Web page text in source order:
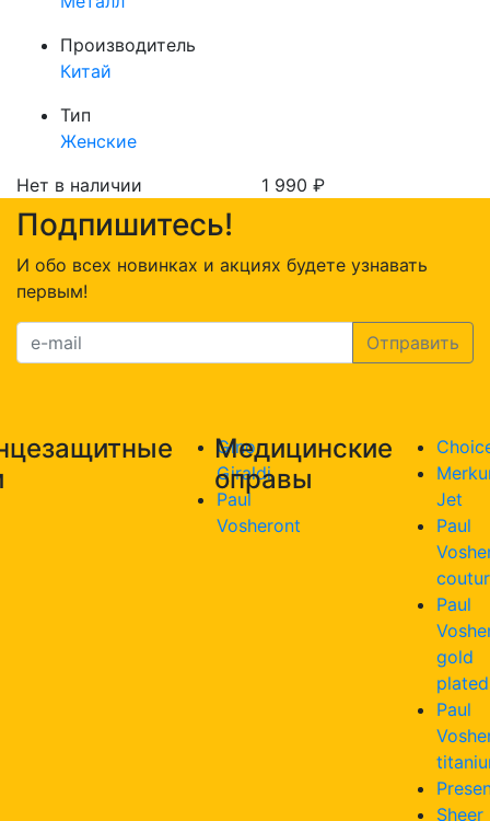
Производитель
Китай
Тип
Женские
Нет в наличии
1 990 ₽
Подпишитесь!
И обо всех новинках и акциях будете узнавать
первым!
Gino
Giraldi
Paul
Vosheront
Медицинские
оправы
Jet
Paul
Paul
gold
plated
Paul
Sheer